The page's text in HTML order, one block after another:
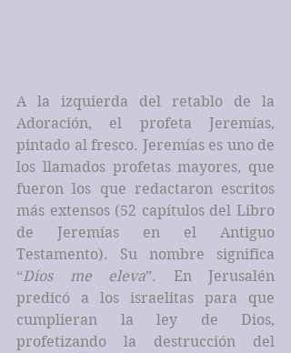
A la izquierda del retablo de la
Adoración, el profeta Jeremías,
pintado al fresco. Jeremías es uno de
los llamados profetas mayores, que
fueron los que redactaron escritos
más extensos (52 capítulos del Libro
de Jeremías en el Antiguo
Testamento). Su nombre significa
“Dios me eleva”. En Jerusalén
predicó a los israelitas para que
cumplieran la ley de Dios,
profetizando la destrucción del